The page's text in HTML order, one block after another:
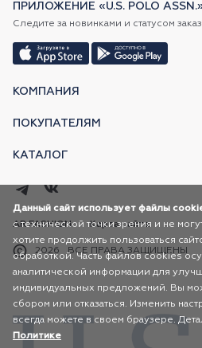
КОМПАНИЯ
ПОКУПАТЕЛЯМ
КАТАЛОГ
ПРИЛОЖЕНИЕ «U.S. POLO
Следите за новинками и статусом
2026 ВСЕ ПРАВА ЗАЩИЩЕНЫ
AR FASHION Карта сайта
Данный сайт использует файлы
с технической точки зрения и не
хотите продолжить пользоваться
обработкой. Часть файлов cookies
аналитической информации для
индивидуальных предложений. Вы
сбором или отказаться. Изменить
всегда можете в своем браузере.
Политике